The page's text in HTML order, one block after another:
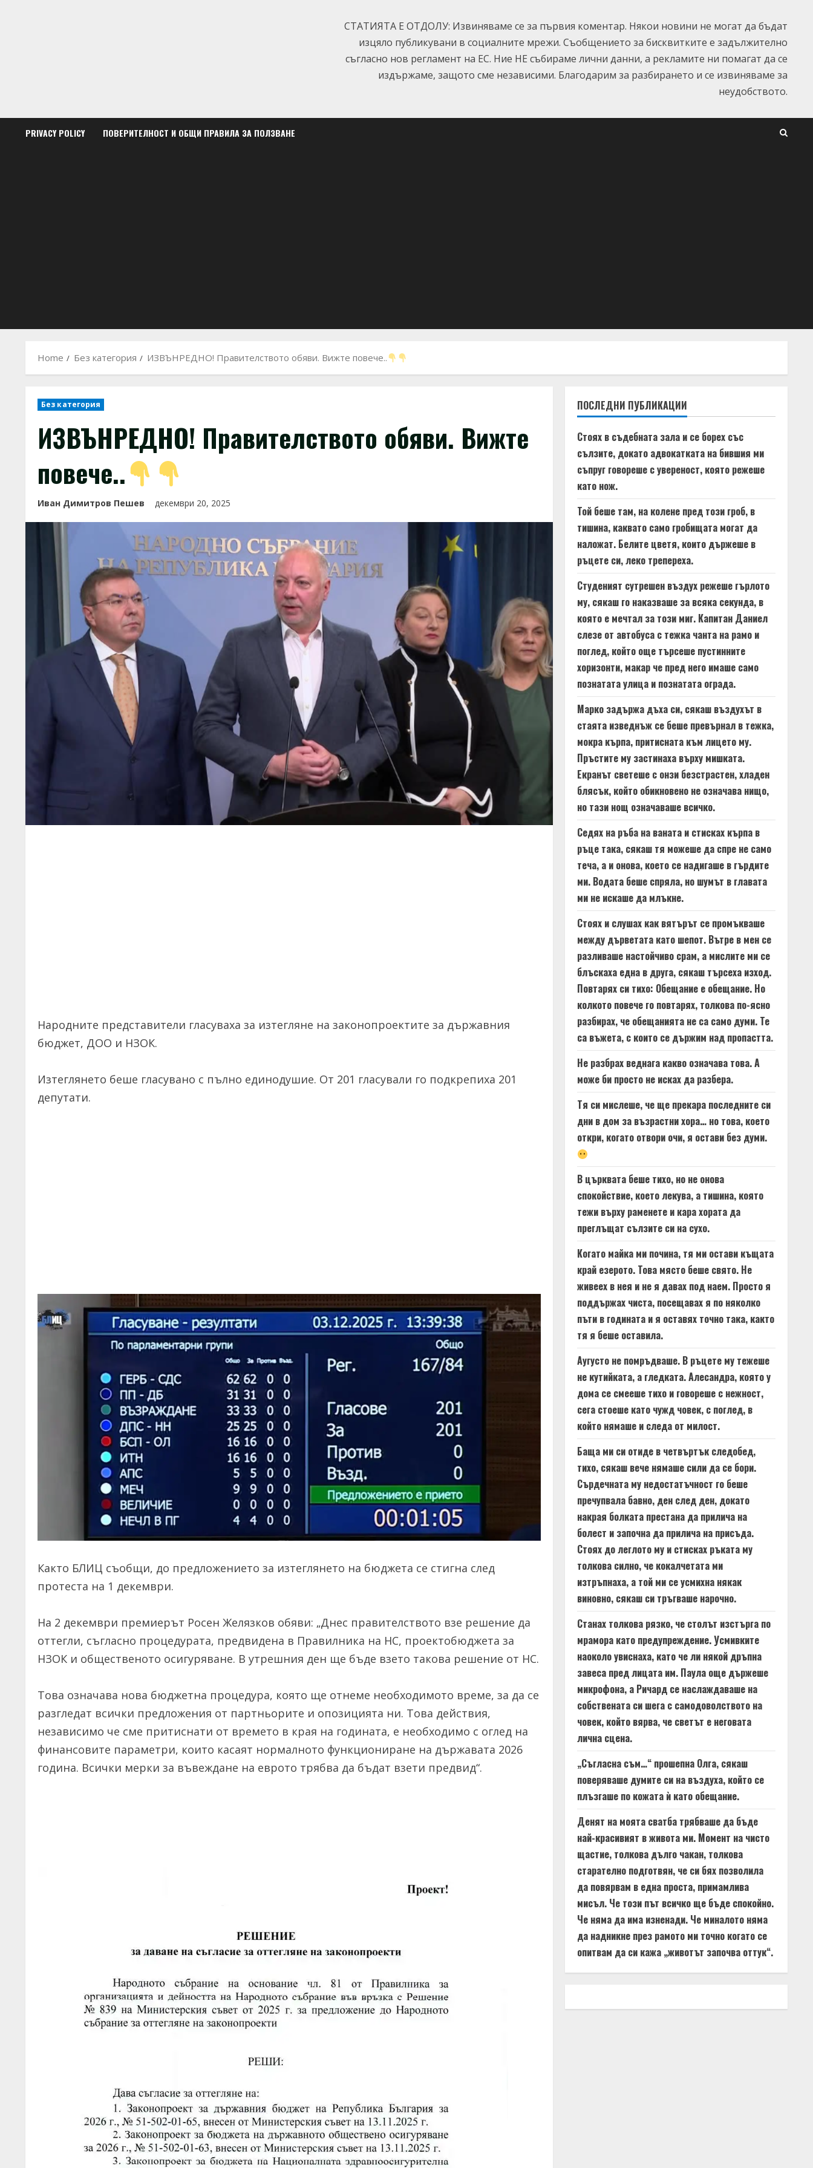
СТАТИЯТА Е ОТДОЛУ: Извиняваме се за първия коментар. Някои новини не могат да бъдат
изцяло публикувани в социалните мрежи. Съобщението за бисквитките е задължително
съгласно нов регламент на ЕС. Ние НЕ събираме лични данни, а рекламите ни помагат да се
издържаме, защото сме независими. Благодарим за разбирането и се извиняваме за
неудобството.
PRIVACY POLICY ПОВЕРИТЕЛНОСТ И ОБЩИ ПРАВИЛА ЗА ПОЛЗВАНЕ
Home Без категория ИЗВЪНРЕДНО! Правителството обяви. Вижте повече..
Без категория
ИЗВЪНРЕДНО! Правителството обяви. Вижте
повече..
Иван Димитров Пешев декември 20, 2025
Народните представители гласуваха за изтегляне на законопроектите за държавния
бюджет, ДОО и НЗОК.
Изтеглянето беше гласувано с пълно единодушие. От 201 гласували го подкрепиха 201
депутати.
Както БЛИЦ съобщи, до предложението за изтеглянето на бюджета се стигна след
протеста на 1 декември.
На 2 декември премиерът Росен Желязков обяви: „Днес правителството взе решение да
оттегли, съгласно процедурата, предвидена в Правилника на НС, проектобюджета за
НЗОК и общественото осигуряване. В утрешния ден ще бъде взето такова решение от НС.
Това означава нова бюджетна процедура, която ще отнеме необходимото време, за да се
разгледат всички предложения от партньорите и опозицията ни. Това действия,
независимо че сме притиснати от времето в края на годината, е необходимо с оглед на
финансовите параметри, които касаят нормалното функциониране на държавата 2026
година. Всички мерки за въвеждане на еврото трябва да бъдат взети предвид“.
ПОСЛЕДНИ ПУБЛИКАЦИИ
Стоях в съдебната зала и се борех със
сълзите, докато адвокатката на бившия ми
съпруг говореше с увереност, която режеше
като нож.
Той беше там, на колене пред този гроб, в
тишина, каквато само гробищата могат да
наложат. Белите цветя, които държеше в
ръцете си, леко трепереха.
Студеният сутрешен въздух режеше гърлото
му, сякаш го наказваше за всяка секунда, в
която е мечтал за този миг. Капитан Даниел
слезе от автобуса с тежка чанта на рамо и
поглед, който още търсеше пустинните
хоризонти, макар че пред него имаше само
познатата улица и познатата ограда.
Марко задържа дъха си, сякаш въздухът в
стаята изведнъж се беше превърнал в тежка,
мокра кърпа, притисната към лицето му.
Пръстите му застинаха върху мишката.
Екранът светеше с онзи безстрастен, хладен
блясък, който обикновено не означава нищо,
но тази нощ означаваше всичко.
Седях на ръба на ваната и стисках кърпа в
ръце така, сякаш тя можеше да спре не само
теча, а и онова, което се надигаше в гърдите
ми. Водата беше спряла, но шумът в главата
ми не искаше да млъкне.
Стоях и слушах как вятърът се промъкваше
между дърветата като шепот. Вътре в мен се
разливаше настойчиво срам, а мислите ми се
блъскаха една в друга, сякаш търсеха изход.
Повтарях си тихо: Обещание е обещание. Но
колкото повече го повтарях, толкова по-ясно
разбирах, че обещанията не са само думи. Те
са въжета, с които се държим над пропастта.
Не разбрах веднага какво означава това. А
може би просто не исках да разбера.
Тя си мислеше, че ще прекара последните си
дни в дом за възрастни хора… но това, което
откри, когато отвори очи, я остави без думи.
В църквата беше тихо, но не онова
спокойствие, което лекува, а тишина, която
тежи върху раменете и кара хората да
преглъщат сълзите си на сухо.
Когато майка ми почина, тя ми остави къщата
край езерото. Това място беше свято. Не
живеех в нея и не я давах под наем. Просто я
поддържах чиста, посещавах я по няколко
пъти в годината и я оставях точно така, както
тя я беше оставила.
Аугусто не помръдваше. В ръцете му тежеше
не кутийката, а гледката. Алесандра, която у
дома се смееше тихо и говореше с нежност,
сега стоеше като чужд човек, с поглед, в
който нямаше и следа от милост.
Баща ми си отиде в четвъртък следобед,
тихо, сякаш вече нямаше сили да се бори.
Сърдечната му недостатъчност го беше
пречупвала бавно, ден след ден, докато
накрая болката престана да прилича на
болест и започна да прилича на присъда.
Стоях до леглото му и стисках ръката му
толкова силно, че кокалчетата ми
изтръпнаха, а той ми се усмихна някак
виновно, сякаш си тръгваше нарочно.
Станах толкова рязко, че столът изстърга по
мрамора като предупреждение. Усмивките
наоколо увиснаха, като че ли някой дръпна
завеса пред лицата им. Паула още държеше
микрофона, а Ричард се наслаждаваше на
собствената си шега с самодоволството на
човек, който вярва, че светът е неговата
лична сцена.
„Съгласна съм…“ прошепна Олга, сякаш
поверяваше думите си на въздуха, който се
плъзгаше по кожата ѝ като обещание.
Денят на моята сватба трябваше да бъде
най-красивият в живота ми. Момент на чисто
щастие, толкова дълго чакан, толкова
старателно подготвян, че си бях позволила
да повярвам в една проста, примамлива
мисъл. Че този път всичко ще бъде спокойно.
Че няма да има изненади. Че миналото няма
да надникне през рамото ми точно когато се
опитвам да си кажа „животът започва оттук“.